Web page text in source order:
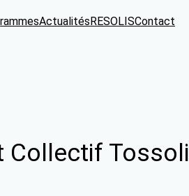
ActualitésRESOLISContact
Collectif